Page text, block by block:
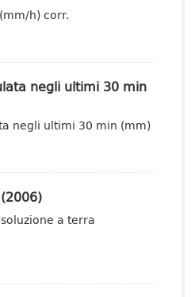
h) corr.
negli ultimi 30 min
negli ultimi 30 min (mm)
a terra